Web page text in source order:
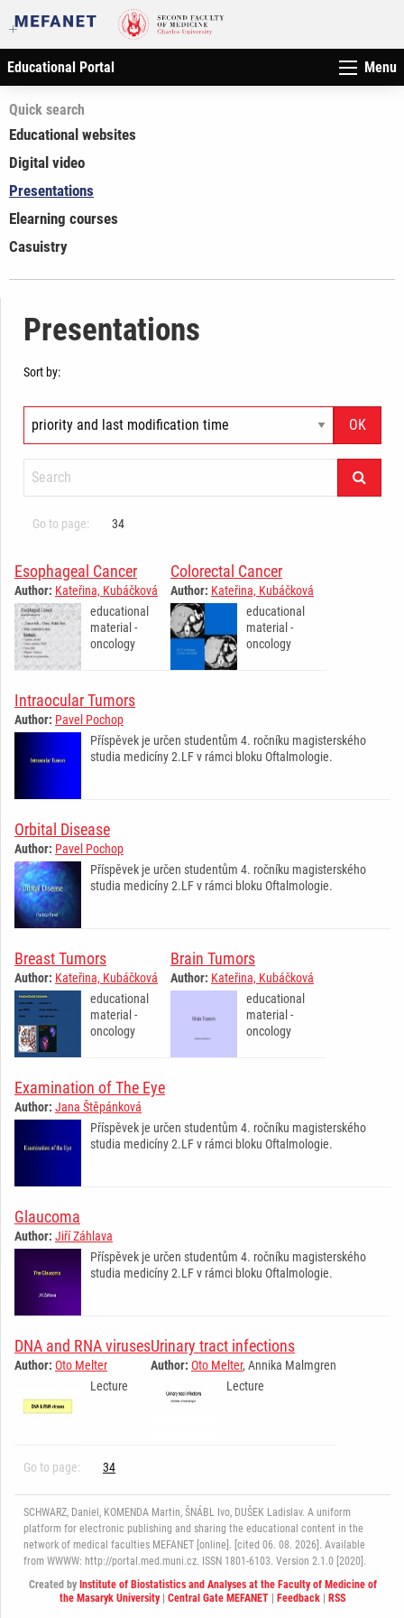
Educational Portal Menu
Quick search
Educational websites
Digital video
Presentations
Elearning courses
Casuistry
Presentations
Sort by:
Go to page: 34
Esophageal Cancer
Author: Kateřina, Kubáčková
educational
material -
oncology
Colorectal Cancer
Author: Kateřina, Kubáčková
educational
material -
oncology
Intraocular Tumors
Author: Pavel Pochop
Příspěvek je určen studentům 4. ročníku magisterského
studia medicíny 2.LF v rámci bloku Oftalmologie.
Orbital Disease
Author: Pavel Pochop
Příspěvek je určen studentům 4. ročníku magisterského
studia medicíny 2.LF v rámci bloku Oftalmologie.
Breast Tumors
Author: Kateřina, Kubáčková
educational
material -
oncology
Brain Tumors
Author: Kateřina, Kubáčková
educational
material -
oncology
Examination of The Eye
Author: Jana Štěpánková
Příspěvek je určen studentům 4. ročníku magisterského
studia medicíny 2.LF v rámci bloku Oftalmologie.
Glaucoma
Author: Jiří Záhlava
Příspěvek je určen studentům 4. ročníku magisterského
studia medicíny 2.LF v rámci bloku Oftalmologie.
DNA and RNA viruses
Author: Oto Melter
Lecture
Urinary tract infections
Author: Oto Melter, Annika Malmgren
Lecture
Go to page: 34
SCHWARZ, Daniel, KOMENDA Martin, ŠNÁBL Ivo, DUŠEK Ladislav. A uniform
platform for electronic publishing and sharing the educational content in the
network of medical faculties MEFANET [online]. [cited 06. 08. 2026]. Available
from WWWW: http://portal.med.muni.cz. ISSN 1801-6103. Version 2.1.0 [2020].
Created by Institute of Biostatistics and Analyses at the Faculty of Medicine of
the Masaryk University| Central Gate MEFANET Feedback RSS